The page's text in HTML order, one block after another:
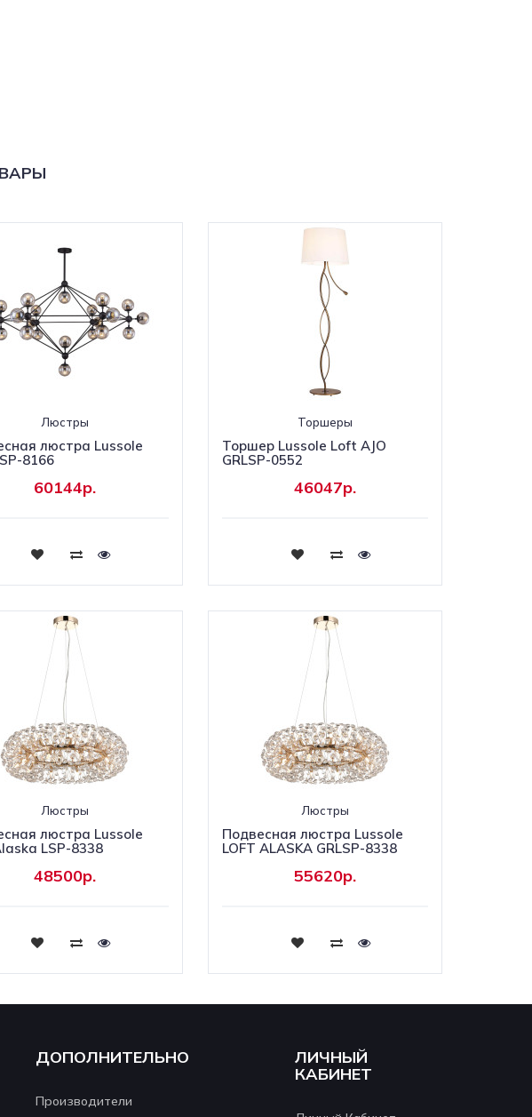
Люстры
люстра Lussole
8166
60144р.
Купить
Торшеры
Торшер Lussole Loft AJO
GRLSP-0552
46047р.
Купить
Люстры
люстра Lussole
LSP-8338
48500р.
Купить
Люстры
Подвесная люстра Lussole
LOFT ALASKA GRLSP-8338
55620р.
Купить
ДОПОЛНИТЕЛЬНО
Производители
ЛИЧНЫЙ
КАБИНЕТ